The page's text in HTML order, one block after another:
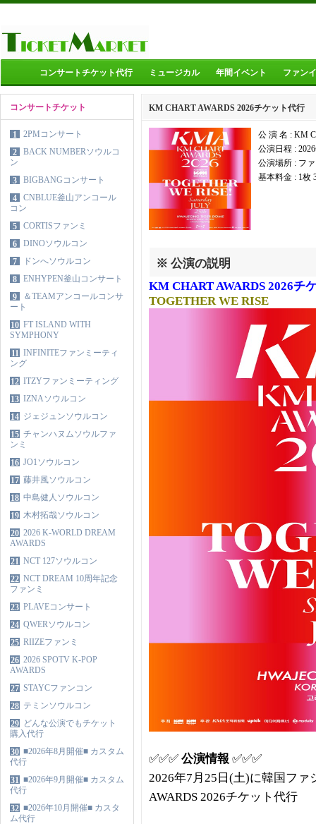
コンサートチケット代行 ミュージカル 年間イベント ファン
コンサートチケット
1
2PMコンサート
2
BACK NUMBERソウルコ
ン
3
BIGBANGコンサート
4
CNBLUE釜山アンコール
コン
5
CORTISファンミ
6
DINOソウルコン
7
ドンへソウルコン
8
ENHYPEN釜山コンサート
9
＆TEAMアンコールコンサ
ート
10 FT ISLAND WITH
SYMPHONY
11 INFINITEファンミーティ
ング
12 ITZYファンミーティング
13 IZNAソウルコン
14 ジェジュンソウルコン
15 チャンハヌムソウルファ
ンミ
16 JO1ソウルコン
17 藤井風ソウルコン
18 中島健人ソウルコン
19 木村拓哉ソウルコン
20 2026 K-WORLD DREAM
AWARDS
21 NCT 127ソウルコン
22 NCT DREAM 10周年記念
ファンミ
23 PLAVEコンサート
24 QWERソウルコン
25 RIIZEファンミ
26 2026 SPOTV K-POP
AWARDS
27 STAYCファンコン
28 テミンソウルコン
29 どんな公演でもチケット
購入代行
30 ■2026年8月開催■ カスタム
代行
31 ■2026年9月開催■ カスタム
代行
32 ■2026年10月開催■ カスタ
ム代行
KM CHART AWARDS 2026チケット代行
公 演 名 : KM
公演日程 :
公演場所 : フ
基本料金 : 1枚
※ 公演の説明
KM CHART AWARDS 2026チ
TOGETHER WE RISE
✅✅✅ 公演情報 ✅✅✅
2026年7月25日(土)に韓国ファ
AWARDS 2026チケット代行